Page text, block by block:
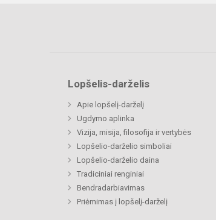
Lopšelis-darželis
Apie lopšelį-darželį
Ugdymo aplinka
Vizija, misija, filosofija ir vertybės
Lopšelio-darželio simboliai
Lopšelio-darželio daina
Tradiciniai renginiai
Bendradarbiavimas
Priėmimas į lopšelį-darželį